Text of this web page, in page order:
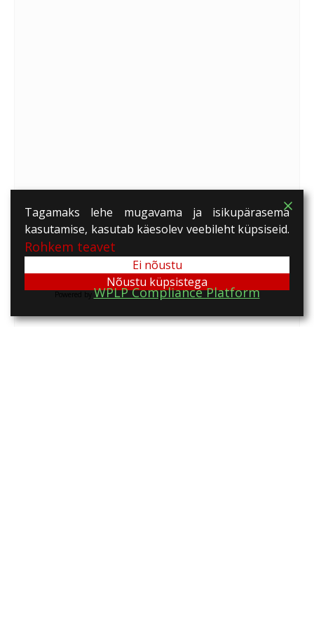
Tagamaks lehe mugavama ja isikupärasema
kasutamise, kasutab käesolev veebileht küpsiseid.
Rohkem teavet
Ei nõustu
Nõustu küpsistega
WPLP Compliance Platform